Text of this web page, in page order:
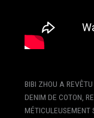
BIBI ZHOU A
DENIM DE COTON,
MÉTICULEUSEMENT